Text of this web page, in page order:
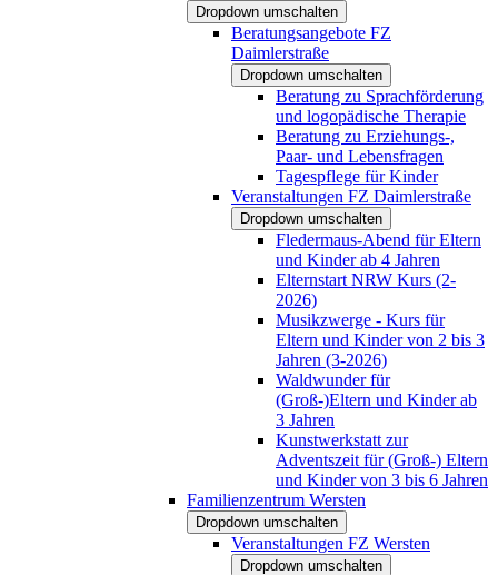
Dropdown umschalten
Beratungsangebote FZ
Daimlerstraße
Dropdown umschalten
Beratung zu Sprachförderung
und logopädische Therapie
Beratung zu Erziehungs-,
Paar- und Lebensfragen
Tagespflege für Kinder
Veranstaltungen FZ Daimlerstraße
Dropdown umschalten
Fledermaus-Abend für Eltern
und Kinder ab 4 Jahren
Elternstart NRW Kurs (2-
2026)
Musikzwerge - Kurs für
Eltern und Kinder von 2 bis 3
Jahren (3-2026)
Waldwunder für
(Groß-)Eltern und Kinder ab
3 Jahren
Kunstwerkstatt zur
Adventszeit für (Groß-) Eltern
und Kinder von 3 bis 6 Jahren
Familienzentrum Wersten
Dropdown umschalten
Veranstaltungen FZ Wersten
Dropdown umschalten